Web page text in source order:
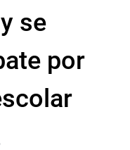
se
por